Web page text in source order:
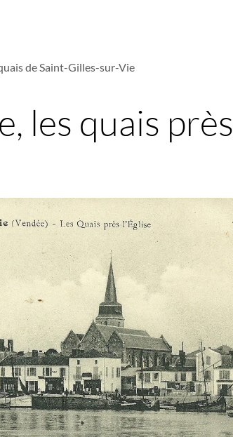
de Saint-Gilles-sur-Vie
les quais près